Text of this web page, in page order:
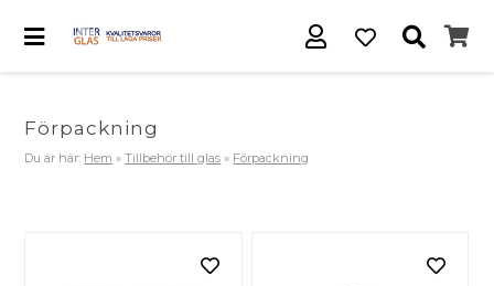
Förpackning
Du är här: Hem »Tillbehör till glas » Förpackning